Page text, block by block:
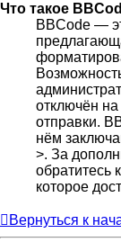
Что такое
BBCode —
отключён
отправки.
нём
>. За
обратитесь
которое
Вернуться к